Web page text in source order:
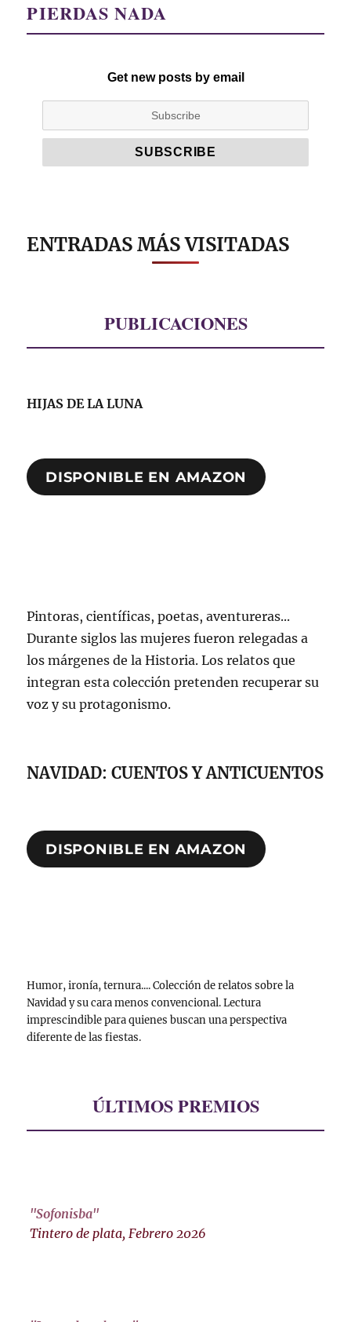
PIERDAS NADA
Get new posts by email
ENTRADAS MÁS VISITADAS
PUBLICACIONES
HIJAS DE LA LUNA
DISPONIBLE EN AMAZON
Pintoras, científicas, poetas, aventureras...
Durante siglos las mujeres fueron relegadas a
los márgenes de la Historia. Los relatos que
integran esta colección pretenden recuperar su
voz y su protagonismo.
NAVIDAD: CUENTOS Y ANTICUENTOS
DISPONIBLE EN AMAZON
Humor, ironía, ternura.... Colección de relatos sobre la
Navidad y su cara menos convencional. Lectura
imprescindible para quienes buscan una perspectiva
diferente de las fiestas.
ÚLTIMOS PREMIOS
"Sofonisba"
Tintero de plata, Febrero 2026